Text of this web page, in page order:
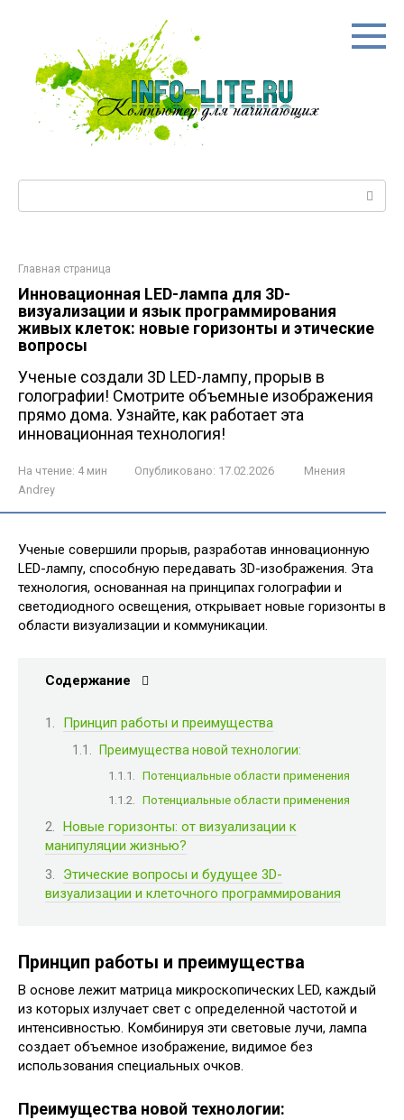
Главная страница
Инновационная LED-лампа для 3D-
визуализации и язык программирования
живых клеток: новые горизонты и этические
вопросы
Ученые создали 3D LED-лампу, прорыв в
голографии! Смотрите объемные изображения
прямо дома. Узнайте, как работает эта
инновационная технология!
На чтение: 4 мин Опубликовано: 17.02.2026
Мнения
Andrey
Ученые совершили прорыв, разработав инновационную
LED-лампу, способную передавать 3D-изображения. Эта
технология, основанная на принципах голографии и
светодиодного освещения, открывает новые горизонты в
области визуализации и коммуникации.
Содержание
Принцип работы и преимущества
Преимущества новой технологии:
Потенциальные области применения
Потенциальные области применения
Новые горизонты: от визуализации к
манипуляции жизнью?
Этические вопросы и будущее 3D-
визуализации и клеточного программирования
Принцип работы и преимущества
В основе лежит матрица микроскопических LED, каждый
из которых излучает свет с определенной частотой и
интенсивностью. Комбинируя эти световые лучи, лампа
создает объемное изображение, видимое без
использования специальных очков.
Преимущества новой технологии: